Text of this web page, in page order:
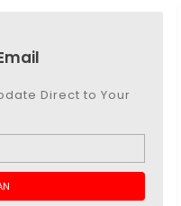
Direct to Your